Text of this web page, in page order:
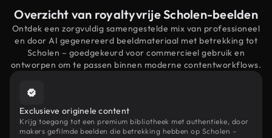
Overzicht van royaltyvrije Scholen-beelden
Ontdek een zorgvuldig samengestelde mix van professioneel
en door AI gegenereerd beeldmateriaal met betrekking tot
Scholen – goedgekeurd voor commercieel gebruik en
ontworpen om te passen binnen moderne contentworkflows.
Exclusieve originele content
Krijg toegang tot een premium bibliotheek met authentieke, door
makers gefilmde beelden die betrekking hebben op Scholen –